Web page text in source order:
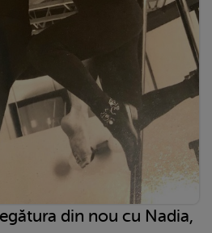
din nou cu Nadia,